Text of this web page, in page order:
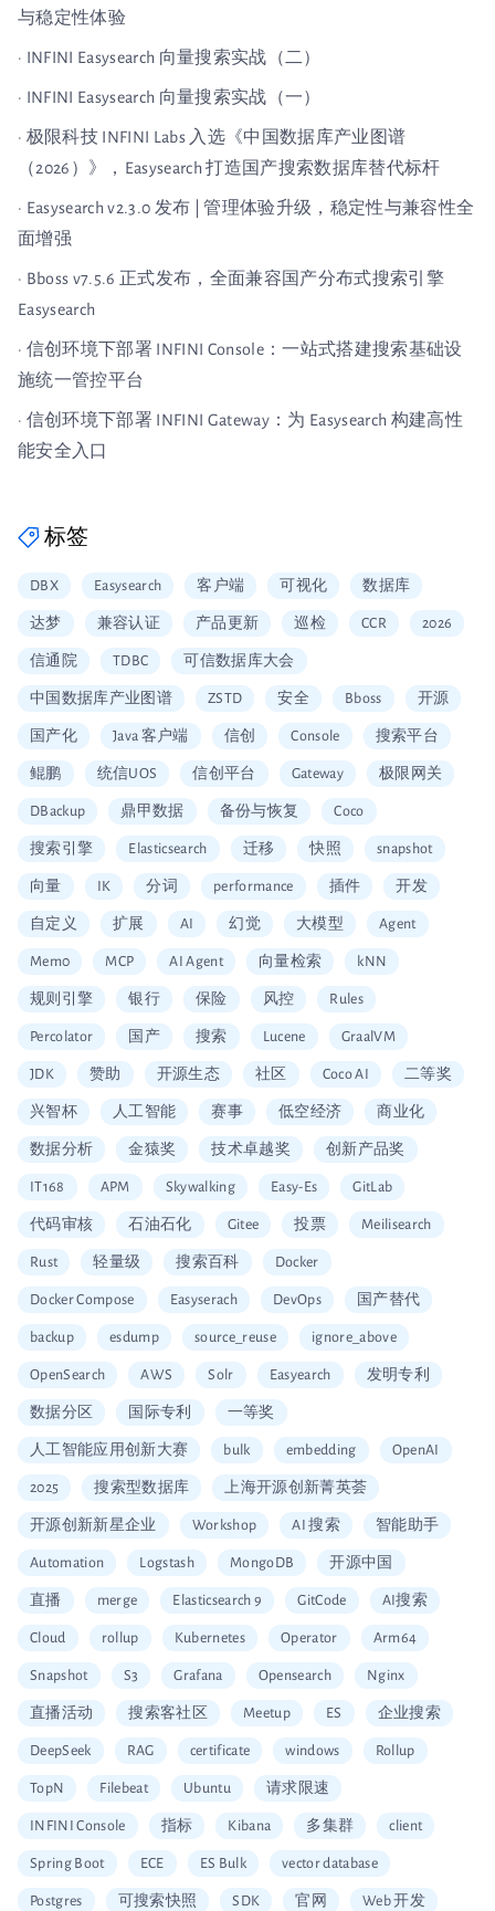
与稳定性体验
· INFINI Easysearch 向量搜索实战（二）
· INFINI Easysearch 向量搜索实战（一）
· 极限科技 INFINI Labs 入选《中国数据库产业图谱
（2026）》，Easysearch 打造国产搜索数据库替代标杆
· Easysearch v2.3.0 发布 | 管理体验升级，稳定性与兼容性全
面增强
· Bboss v7.5.6 正式发布，全面兼容国产分布式搜索引擎
Easysearch
· 信创环境下部署 INFINI Console：一站式搭建搜索基础设
施统一管控平台
· 信创环境下部署 INFINI Gateway：为 Easysearch 构建高性
能安全入口
标签
DBX Easysearch 客户端 可视化 数据库
达梦 兼容认证 产品更新 巡检 CCR 2026
信通院 TDBC 可信数据库大会
中国数据库产业图谱 ZSTD 安全 Bboss 开源
国产化 Java 客户端 信创 Console 搜索平台
鲲鹏 统信UOS 信创平台 Gateway 极限网关
DBackup 鼎甲数据 备份与恢复 Coco
搜索引擎 Elasticsearch 迁移 快照 snapshot
向量 IK 分词 performance 插件 开发
自定义 扩展 AI 幻觉 大模型 Agent
Mem0 MCP AI Agent 向量检索 kNN
规则引擎 银行 保险 风控 Rules
Percolator 国产 搜索 Lucene GraalVM
JDK 赞助 开源生态 社区 Coco AI 二等奖
兴智杯 人工智能 赛事 低空经济 商业化
数据分析 金猿奖 技术卓越奖 创新产品奖
IT168 APM Skywalking Easy-Es GitLab
代码审核 石油石化 Gitee 投票 Meilisearch
Rust 轻量级 搜索百科 Docker
Docker Compose Easyserach DevOps 国产替代
backup esdump source_reuse ignore_above
OpenSearch AWS Solr Easyearch 发明专利
数据分区 国际专利 一等奖
人工智能应用创新大赛 bulk embedding OpenAI
2025 搜索型数据库 上海开源创新菁英荟
开源创新新星企业 Workshop AI 搜索 智能助手
Automation Logstash MongoDB 开源中国
直播 merge Elasticsearch 9 GitCode AI搜索
Cloud rollup Kubernetes Operator Arm64
Snapshot S3 Grafana Opensearch Nginx
直播活动 搜索客社区 Meetup ES 企业搜索
DeepSeek RAG certificate windows Rollup
TopN Filebeat Ubuntu 请求限速
INFINI Console 指标 Kibana 多集群 client
Spring Boot ECE ES Bulk vector database
Postgres 可搜索快照 SDK 官网 Web 开发